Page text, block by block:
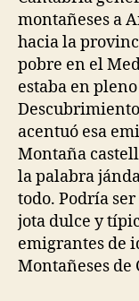
montañeses a
hacia la
pobre en el
estaba en
acentuó esa
Montaña
la palabra
todo. Podría
jota dulce y
emigrantes de
Montañeses de